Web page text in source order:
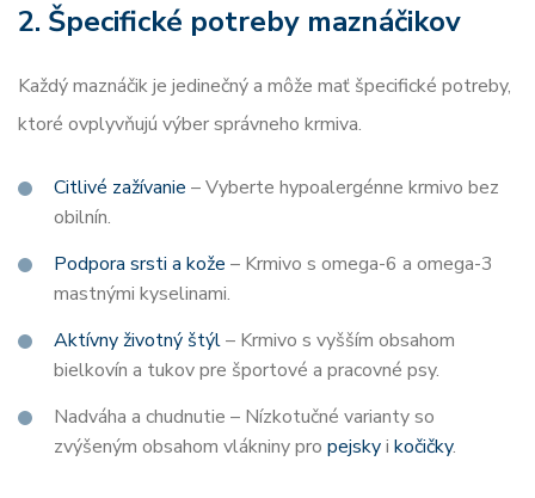
2. Špecifické potreby maznáčikov
Každý maznáčik je jedinečný a môže mať špecifické potreby,
ktoré ovplyvňujú výber správneho krmiva.
Citlivé zažívanie – Vyberte hypoalergénne krmivo bez
obilnín.
Podpora srsti a kože – Krmivo s omega-6 a omega-3
mastnými kyselinami.
Aktívny životný štýl– Krmivo s vyšším obsahom
bielkovín a tukov pre športové a pracovné psy.
Nadváha a chudnutie – Nízkotučné varianty so
zvýšeným obsahom vlákniny pro pejskyi kočičky.